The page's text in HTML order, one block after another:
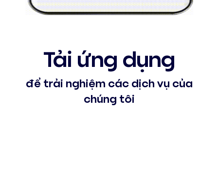
Tải ứng dụng
để trải nghiệm các dịch vụ của
chúng tôi